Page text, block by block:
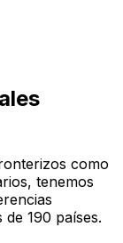
como
tenemos
190 países.